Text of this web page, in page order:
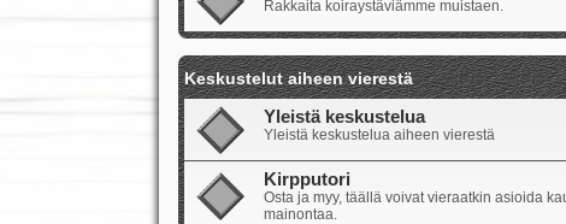
Rakkaita koiraystäviämme muistaen.
Keskustelut aiheen vierestä
Yleistä keskustelua
Yleistä keskustelua aiheen vierestä
Kirpputori
Osta ja myy, täällä voivat vieraatkin asioida
mainontaa.